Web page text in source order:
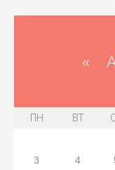
«
ПН ВТ
3
4